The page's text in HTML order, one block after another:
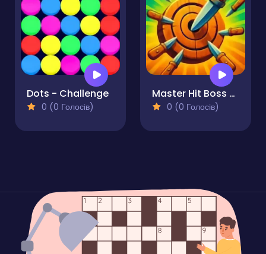
Dots - Challenge
0 (0 Голосів)
Master Hit Boss Hunter
0 (0 Голосів)